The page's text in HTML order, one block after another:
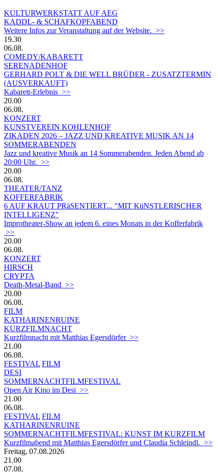
KULTURWERKSTATT AUF AEG
KADDL- & SCHAFKOPFABEND
Weitere Infos zur Veranstaltung auf der Website. >>
19.30
06.08.
COMEDY/KABARETT
SERENADENHOF
GERHARD POLT & DIE WELL BRÜDER - ZUSATZTERMIN
(AUSVERKAUFT)
Kabarett-Erlebnis >>
20.00
06.08.
KONZERT
KUNSTVEREIN KOHLENHOF
ZIKADEN 2026 – JAZZ UND KREATIVE MUSIK AN 14
SOMMERABENDEN
Jazz und kreative Musik an 14 Sommerabenden. Jeden Abend ab
20:00 Uhr. >>
20.00
06.08.
THEATER/TANZ
KOFFERFABRIK
6 AUF KRAUT PRäSENTIERT... "MIT KüNSTLERISCHER
INTELLIGENZ"
Improtheater-Show an jedem 6. eines Monats in der Kofferfabrik
>>
20.00
06.08.
KONZERT
HIRSCH
CRYPTA
Death-Metal-Band >>
20.00
06.08.
FILM
KATHARINENRUINE
KURZFILMNACHT
Kurzfilmnacht mit Matthias Egersdörfer >>
21.00
06.08.
FESTIVAL FILM
DESI
SOMMERNACHTFILMFESTIVAL
Open Air Kino im Desi >>
21.00
06.08.
FESTIVAL FILM
KATHARINENRUINE
SOMMERNACHTFILMFESTIVAL: KUNST IM KURZFILM
Kurzfilmabend mit Matthias Egersdörfer und Claudia Schleindl. >>
Freitag, 07.08.2026
21.00
07.08.